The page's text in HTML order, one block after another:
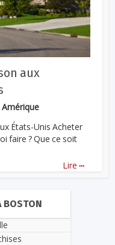
aux
États-Unis Acheter
faire ? Que ce soit
Lire ...
BOSTON